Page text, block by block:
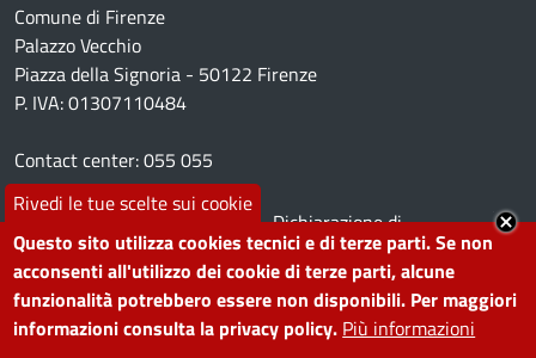
Rivedi le tue scelte sui cookie
Questo sito utilizza cookies tecnici e di terze parti. Se non
acconsenti all'utilizzo dei cookie di terze parti, alcune
funzionalità potrebbero essere non disponibili. Per maggiori
informazioni consulta la privacy policy. Più informazioni
Comune di Firenze
Palazzo Vecchio
Piazza della Signoria - 50122 Firenze
P. IVA: 01307110484
Contact center: 055 055
Footer menu
frequenti
Prenota appuntamento
Segnala disservizio
Dichiarazione di
accessibilità
Albo on line
Redazione web